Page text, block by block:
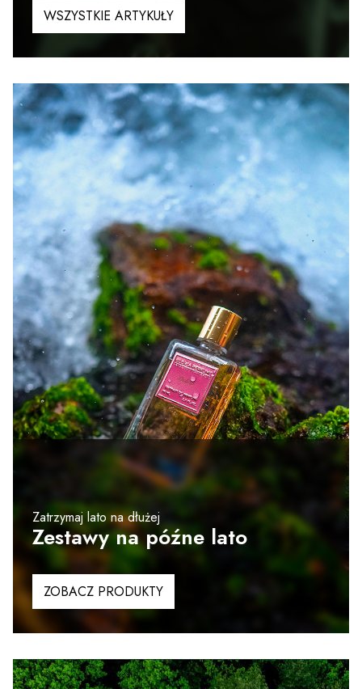
WSZYSTKIE ARTYKUŁY
Zatrzymaj lato na dłużej
Zestawy na późne lato
ZOBACZ PRODUKTY